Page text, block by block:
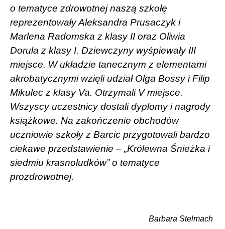
o tematyce zdrowotnej naszą szkołę
reprezentowały Aleksandra Prusaczyk i
Marlena Radomska z klasy II oraz Oliwia
Dorula z klasy I. Dziewczyny wyśpiewały III
miejsce. W układzie tanecznym z elementami
akrobatycznymi wzięli udział Olga Bossy i Filip
Mikulec z klasy Va. Otrzymali V miejsce.
Wszyscy uczestnicy dostali dyplomy i nagrody
książkowe. Na zakończenie obchodów
uczniowie szkoły z Barcic przygotowali bardzo
ciekawe przedstawienie – „Królewna Śnieżka i
siedmiu krasnoludków” o tematyce
prozdrowotnej.
Barbara Stelmach